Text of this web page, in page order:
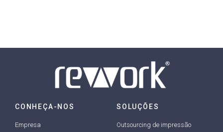
CONHEÇA-NOS
Empresa
SOLUÇÕES
Outsourcing de impressão